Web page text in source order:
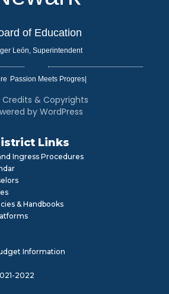
of Education
León, Superintendent
Credits & Copyrights
by WordPress
Links
Ingress Procedures
& Handbooks
Information
2022